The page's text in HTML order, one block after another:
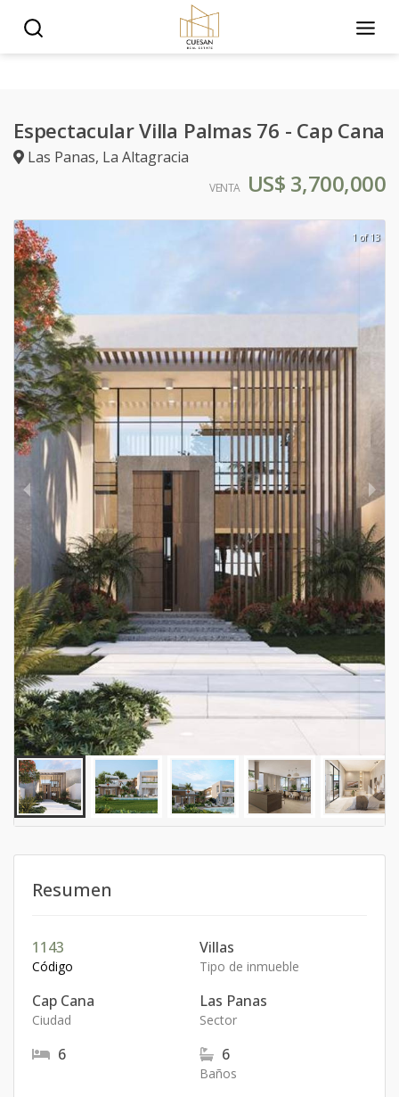
Espectacular Villa Palmas 76 - Cap Cana
Las Panas, La Altagracia
VENTA US$ 3,700,000
1 of 13
Resumen
1143
Código
Villas
Tipo de inmueble
Cap Cana
Ciudad
Las Panas
Sector
6 6
Baños